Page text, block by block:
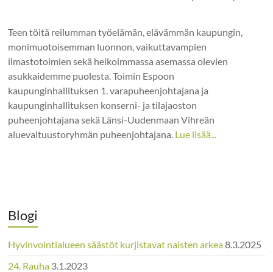
Teen töitä reilumman työelämän, elävämmän kaupungin,
monimuotoisemman luonnon, vaikuttavampien
ilmastotoimien sekä heikoimmassa asemassa olevien
asukkaidemme puolesta. Toimin Espoon
kaupunginhallituksen 1. varapuheenjohtajana ja
kaupunginhallituksen konserni- ja tilajaoston
puheenjohtajana sekä Länsi-Uudenmaan Vihreän
aluevaltuustoryhmän puheenjohtajana. Lue lisää...
Blogi
Hyvinvointialueen säästöt kurjistavat naisten arkea8.3.2025
24. Rauha 3.1.2023